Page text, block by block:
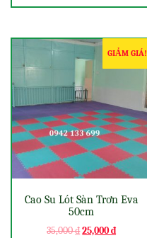
GIẢM GIÁ!
Cao Su Lót Sàn Trơn Eva
50cm
35,000₫25,000₫